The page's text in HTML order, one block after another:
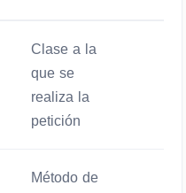
Clase a la
que se
realiza la
petición
Método de